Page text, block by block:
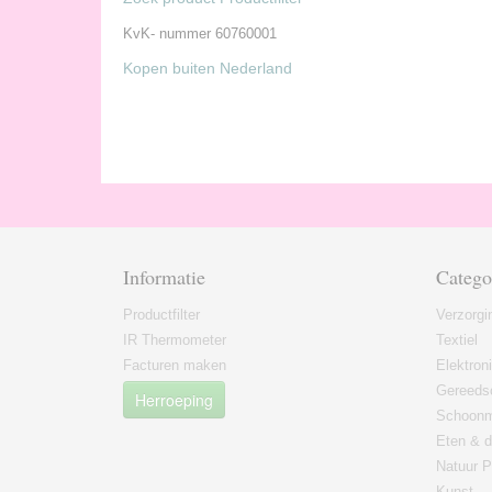
KvK- nummer 60760001
Kopen buiten Nederland
Informatie
Productfilter
IR Thermometer
Facturen maken
Herroeping
Textiel
Eten &
Natuur